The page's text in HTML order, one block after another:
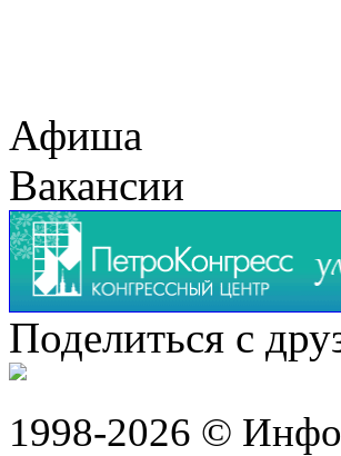
Афиша
Вакансии
Поделиться с
1998-2026 ©